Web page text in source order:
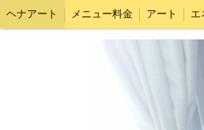
ヘナアート メニュー料金 アート